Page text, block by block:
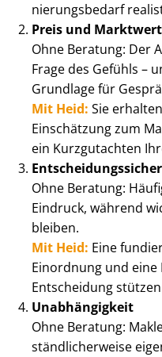
nie­rungs­be­darf
Preis und Marktwert
Ohne Beratung: Der
Frage des Gefühls –
Grundlage für
Mit Heid: Sie
Einschätzung zum
ein Kurzgutachten
Ohne Beratung:
Eindruck, während
bleiben.
Mit Heid: Eine
Einordnung und eine
Entscheidung
Unabhängigkeit
Ohne Beratung:
ständ­li­cher­wei­se